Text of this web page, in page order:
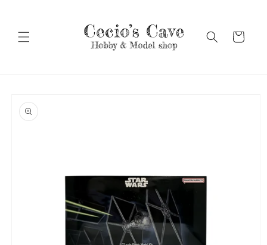
Carrello
informazioni
sul prodotto